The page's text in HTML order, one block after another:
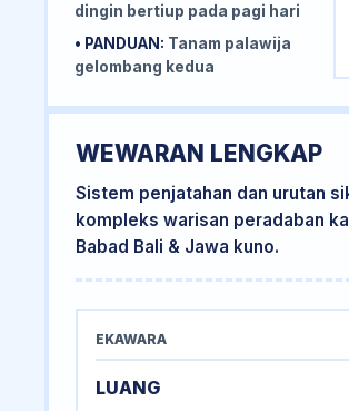
dingin bertiup pada pagi hari
• PANDUAN: Tanam palawija
gelombang kedua
WEWARAN LENGKAP
Sistem penjatahan dan urutan
kompleks warisan peradaban
Babad Bali & Jawa kuno.
EKAWARA
LUANG